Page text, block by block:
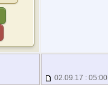
02.09.17 : 05:00